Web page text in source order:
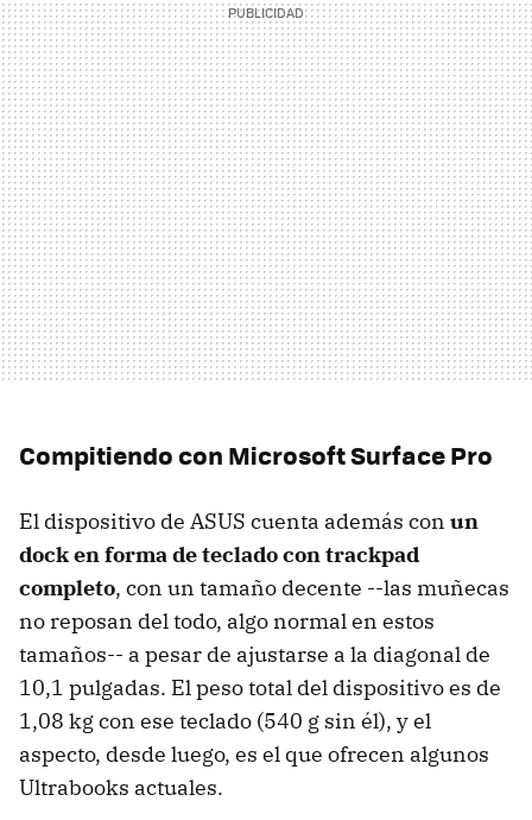
Compitiendo con Microsoft Surface Pro
El dispositivo de ASUS cuenta además con un
dock en forma de teclado con trackpad
completo, con un tamaño decente --las muñecas
no reposan del todo, algo normal en estos
tamaños-- a pesar de ajustarse a la diagonal de
10,1 pulgadas. El peso total del dispositivo es de
1,08 kg con ese teclado (540 g sin él), y el
aspecto, desde luego, es el que ofrecen algunos
Ultrabooks actuales.